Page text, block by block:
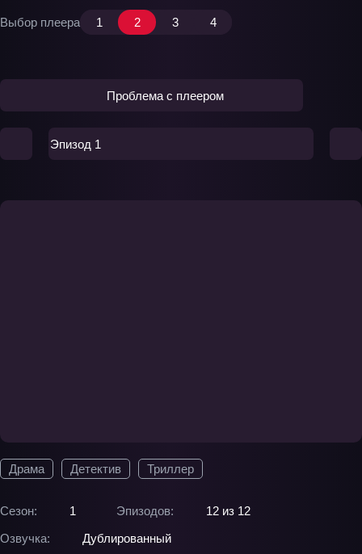
Драма Детектив Триллер
Сезон: 1 Эпизодов:
12 из 12
Озвучка:
Дублированный
Выбор плеера 1 2 3 4
Проблема с плеером
Эпизод 1